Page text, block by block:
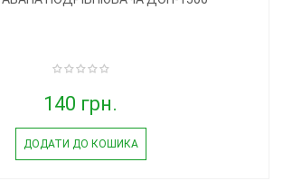
140 грн.
ДОДАТИ ДО КОШИКА